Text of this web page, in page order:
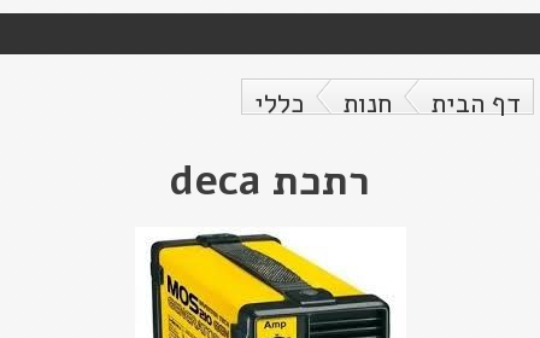
דף הבית חנות כללי
רתכת deca